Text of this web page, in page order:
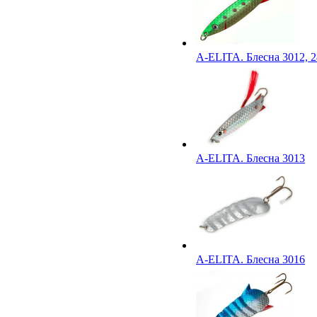
A-ELITA. Блесна 3012,
A-ELITA. Блесна 3013
A-ELITA. Блесна 3016